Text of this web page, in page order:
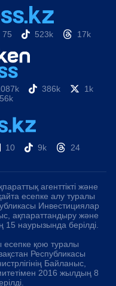
75 523k 17k
386k
1k
56k
10 9k 24
агенттікті және
есепке алу туралы
Инвестициялар
ақпараттандыру және
наурызында берілді.
қою туралы
Республикасы
Байланыс,
2016 жылдың 8